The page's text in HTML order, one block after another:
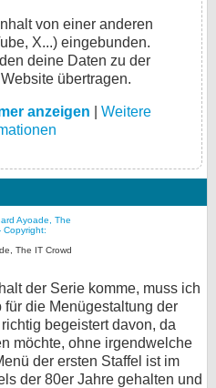
von einer anderen
X...) eingebunden.
deine Daten zu der
übertragen.
anzeigen
Weitere
The IT Crowd
der Serie komme, muss ich
die Menügestaltung der
begeistert davon, da
möchte, ohne irgendwelche
der ersten Staffel ist im
der 80er Jahre gehalten und